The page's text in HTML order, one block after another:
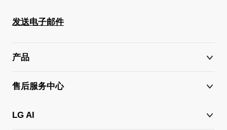
发送电子邮件
产品
售后服务中心
LG AI